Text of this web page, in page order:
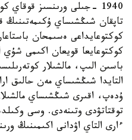
1940 -جىلى ورىنسىز
تاپقان شىڭشىساي ۇكىمەتىنىڭ
كوكتوعايداعى ەسىمحان
كوكتوعايعا قويعان اكىمى
باسىن الىپ، مالشىلار
التايدا شىڭشىساي مەن
ۇدەپ، اقىرى شىڭشىساي
توقتاتۋدى وتىنەدى. وسى
ءارى التاي اۋدانى اكىمىنىڭ